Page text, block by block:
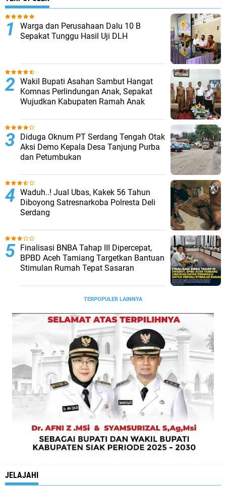
Warga dan Perusahaan Dalu 10 B
Sepakat Tunggu Hasil Uji DLH
Wakil Bupati Asahan Sambut Hangat
Komnas Perlindungan Anak, Sepakat
Wujudkan Kabupaten Ramah Anak
Diduga Oknum PT Serdang Tengah Otak
Aksi Demo Kepala Desa Tanjung Purba
dan Petumbukan
Waduh..! Jual Ubas, Kakek 56 Tahun
Diboyong Satresnarkoba Polresta Deli
Serdang
Finalisasi BNBA Tahap III Dipercepat,
BPBD Aceh Tamiang Targetkan Bantuan
Stimulan Rumah Tepat Sasaran
TERPOPULER LAINNYA
JELAJAHI